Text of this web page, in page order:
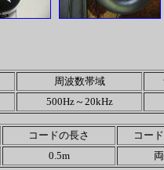
周波数帯域
500Hz～20kHz
コードの長さ
コー
0.5m